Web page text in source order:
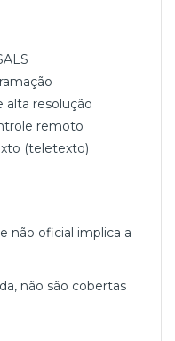
alta resolução
remoto
(teletexto)
não oficial implica a
não são cobertas